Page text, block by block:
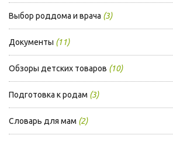
Выбор роддома и врача (3)
Документы (11)
Обзоры детских товаров (10)
Подготовка к родам (3)
Словарь для мам (2)